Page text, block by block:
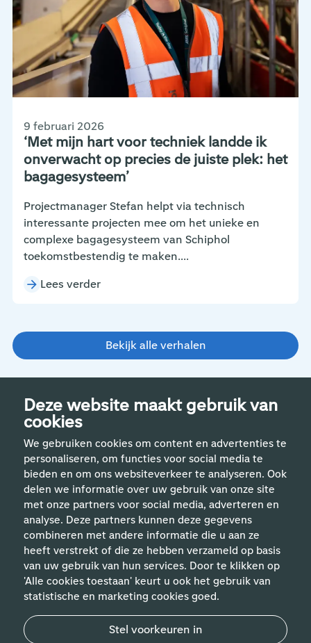
Deze website maakt gebruik van
cookies
We gebruiken cookies om content en advertenties te
personaliseren, om functies voor social media te
bieden en om ons websiteverkeer te analyseren. Ook
delen we informatie over uw gebruik van onze site
met onze partners voor social media, adverteren en
analyse. Deze partners kunnen deze gegevens
combineren met andere informatie die u aan ze
heeft verstrekt of die ze hebben verzameld op basis
van uw gebruik van hun services. Door te klikken op
'Alle cookies toestaan' keurt u ook het gebruik van
statistische en marketing cookies goed.
Stel voorkeuren in
‘Met mijn hart voor techniek landde ik
onverwacht op precies de juiste plek: het
bagagesysteem’
9 februari 2026
Projectmanager Stefan helpt via technisch
interessante projecten mee om het unieke en
complexe bagagesysteem van Schiphol
toekomstbestendig te maken....
Lees verder
Bekijk alle verhalen
Handige links
Vakgebieden
Contact